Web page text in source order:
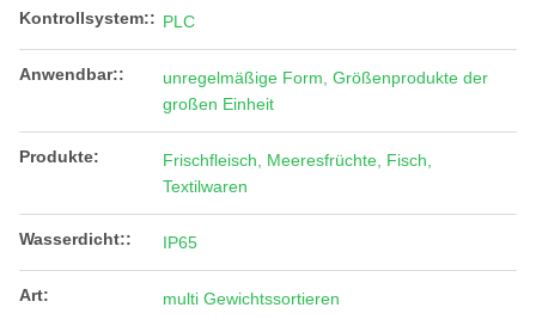
Kontrollsystem:: PLC
Anwendbar::
unregelmäßige Form, Größenprodukte der
großen Einheit
Produkte:
Frischfleisch, Meeresfrüchte, Fisch,
Textilwaren
Wasserdicht:: IP65
Art: multi Gewichtssortieren